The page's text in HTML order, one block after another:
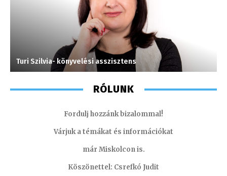
Turi Szilvia- könyvelési asszisztens
RÓLUNK
Fordulj hozzánk bizalommal!
Várjuk a témákat és információkat
már Miskolcon is.
Köszönettel: Csrefkó Judit